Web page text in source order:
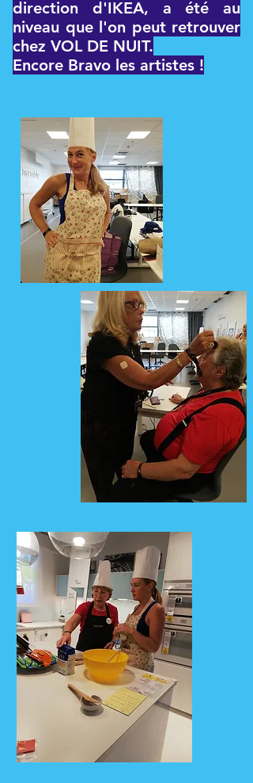
direction d'IKEA, a été au
niveau que l'on peut retrouver
chez VOL DE NUIT.
Encore Bravo les artistes !